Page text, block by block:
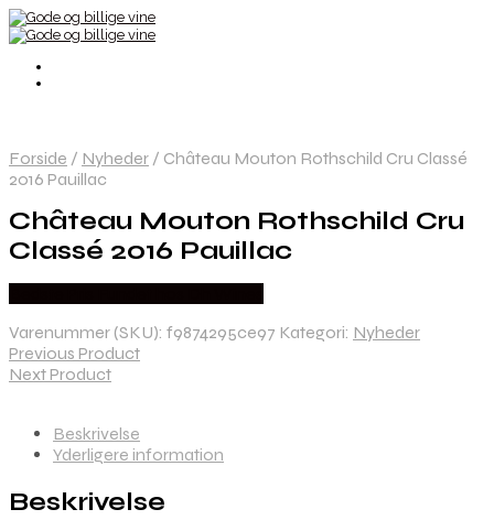
Forside / Nyheder / Château Mouton Rothschild Cru Classé
2016 Pauillac
Château Mouton Rothschild Cru
Classé 2016 Pauillac
Varenummer (SKU): f9874295ce97 Kategori: Nyheder
Previous Product
Next Product
Beskrivelse
Yderligere information
Beskrivelse